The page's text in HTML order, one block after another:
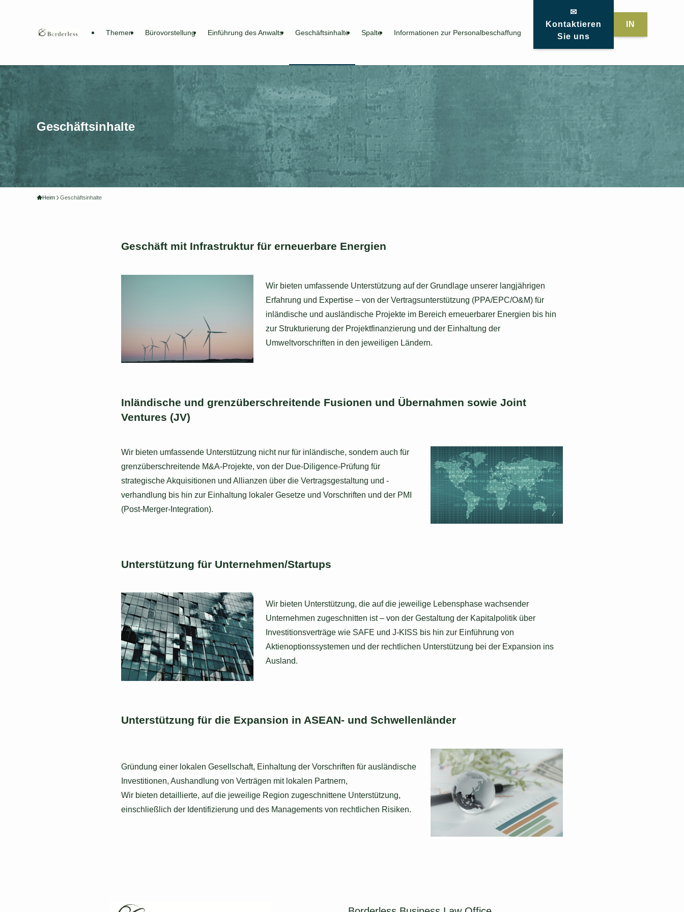
Themen Bürovorstellung Einführung des Anwalts Geschäftsinhalte Spalte Informationen zur Personalbeschaffung
✉
Kontaktieren
Sie uns
IN
Geschäftsinhalte
Heim Geschäftsinhalte
Geschäft mit Infrastruktur für erneuerbare Energien
Wir bieten umfassende Unterstützung auf der Grundlage unserer langjährigen
Erfahrung und Expertise – von der Vertragsunterstützung (PPA/EPC/O&M) für
inländische und ausländische Projekte im Bereich erneuerbarer Energien bis hin
zur Strukturierung der Projektfinanzierung und der Einhaltung der
Umweltvorschriften in den jeweiligen Ländern.
Inländische und grenzüberschreitende Fusionen und Übernahmen sowie Joint
Ventures (JV)
Wir bieten umfassende Unterstützung nicht nur für inländische, sondern auch für
grenzüberschreitende M&A-Projekte, von der Due-Diligence-Prüfung für
strategische Akquisitionen und Allianzen über die Vertragsgestaltung und -
verhandlung bis hin zur Einhaltung lokaler Gesetze und Vorschriften und der PMI
(Post-Merger-Integration).
Unterstützung für Unternehmen/Startups
Wir bieten Unterstützung, die auf die jeweilige Lebensphase wachsender
Unternehmen zugeschnitten ist – von der Gestaltung der Kapitalpolitik über
Investitionsverträge wie SAFE und J-KISS bis hin zur Einführung von
Aktienoptionssystemen und der rechtlichen Unterstützung bei der Expansion ins
Ausland.
Unterstützung für die Expansion in ASEAN- und Schwellenländer
Gründung einer lokalen Gesellschaft, Einhaltung der Vorschriften für ausländische
Investitionen, Aushandlung von Verträgen mit lokalen Partnern,
Wir bieten detaillierte, auf die jeweilige Region zugeschnittene Unterstützung,
einschließlich der Identifizierung und des Managements von rechtlichen Risiken.